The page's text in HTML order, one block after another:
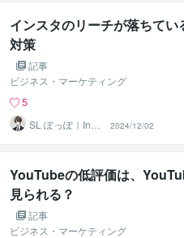
インスタのリーチが落ちてい
対策
記事
ビジネス・マーケティング
5
SL ぽっぽ｜Insta
gram運用代行
2024/12/02
YouTubeの低評価は、
見られる？
記事
ビジネス・マーケティング